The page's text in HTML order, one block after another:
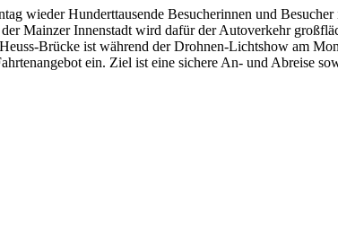
wieder Hunderttausende Besucherinnen und
Mainzer Innenstadt wird dafür der Autoverkehr
Brücke ist während der Drohnen-Lichtshow am
ein. Ziel ist eine sichere An- und Abreise